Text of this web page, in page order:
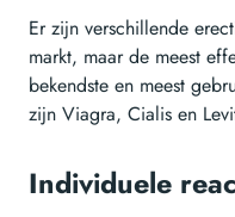
Er zijn verschillende
markt, maar de meest
bekendste en meest
zijn Viagra, Cialis en
Individuele